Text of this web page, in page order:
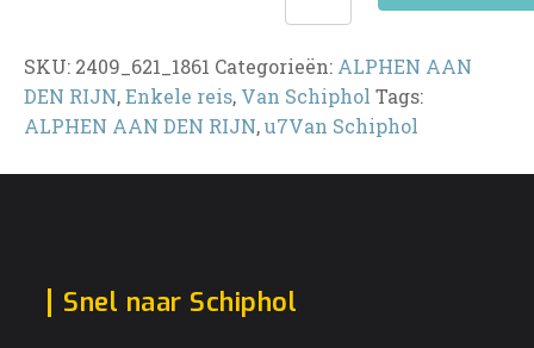
SKU: 2409_621_1861 Categorieën: ALPHEN AAN
DEN RIJN,Enkele reis, Van Schiphol Tags:
ALPHEN AAN DEN RIJN,u7Van Schiphol
Snel naar Schiphol